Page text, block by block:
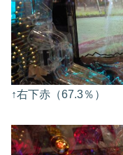
↑右下赤（67.3％）